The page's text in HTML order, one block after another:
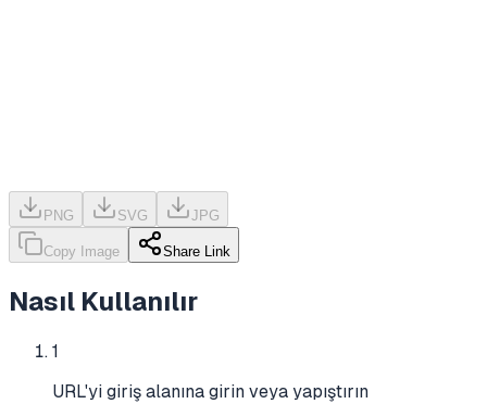
PNG SVG JPG
Copy Image Share Link
Nasıl Kullanılır
1
URL'yi giriş alanına girin veya yapıştırın